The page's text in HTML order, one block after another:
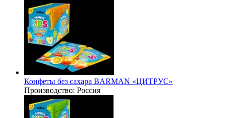
Конфеты без сахара BARMAN «ЦИТРУС»
Производство: Россия